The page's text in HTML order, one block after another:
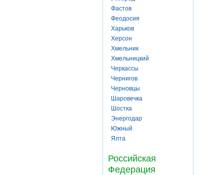
Фастов
Феодосия
Харьков
Херсон
Хмельник
Хмельницкий
Черкассы
Чернигов
Черновцы
Шаровечка
Шостка
Энергодар
Южный
Ялта
Российская
Федерация